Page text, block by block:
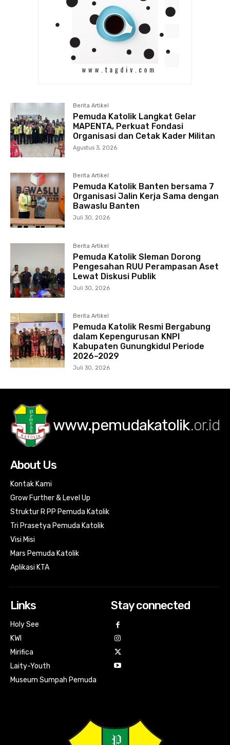
Berita Artikel
Pemuda Katolik Langkat Gelar
MAPENTA, Perkuat Fondasi
Organisasi dan Cetak Kader Militan
Agustus 3, 2026
Berita Artikel
Pemuda Katolik Banten bersama 7
Organisasi Jalin Kerja Sama dengan
Bawaslu Banten
Juli 30, 2026
Berita Artikel
Pemuda Katolik Sleman Dorong
Pengesahan RUU Perampasan Aset
Lewat Diskusi Publik
Juli 30, 2026
Berita Artikel
Pemuda Katolik Resmi Bergabung
dalam Kepengurusan KNPI
Kabupaten Gunungkidul Periode
2026–2029
Juli 30, 2026
www.pemudakatolik.or.id
About Us
Kontak Kami
Grow Further & Level Up
Struktur R PP Pemuda Katolik
Tri Prasetya Pemuda Katolik
Visi Misi
Mars Pemuda Katolik
Aplikasi KTA
Links
Holy See
KWI
Mirifica
Laity-Youth
Museum Sumpah Pemuda
Stay connected